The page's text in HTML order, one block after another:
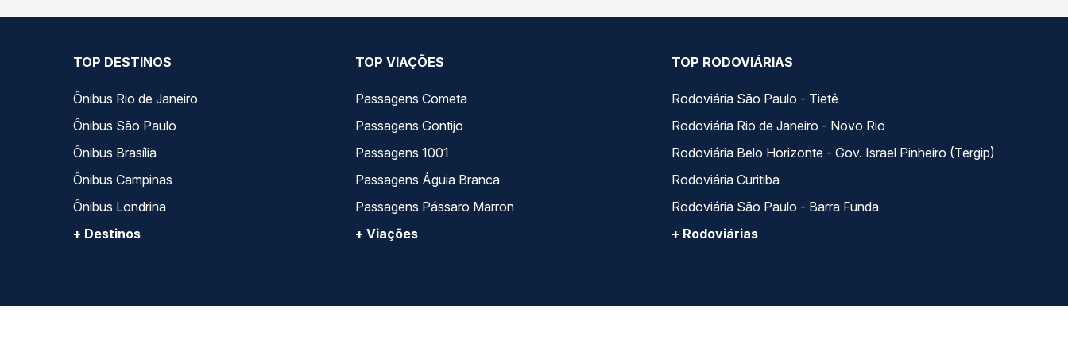
TOP DESTINOS
Ônibus Rio de Janeiro
Ônibus São Paulo
Ônibus Brasília
Ônibus Campinas
Ônibus Londrina
+ Destinos
TOP VIAÇÕES
Passagens Cometa
Passagens Gontijo
Passagens 1001
Passagens Águia Branca
Passagens Pássaro Marron
+ Viações
TOP RODOVIÁRIAS
Rodoviária São Paulo - Tietê
Rodoviária Rio de Janeiro - Novo Rio
Rodoviária Belo Horizonte - Gov. Israel Pinheiro (Tergip)
Rodoviária Curitiba
Rodoviária São Paulo - Barra Funda
+ Rodoviárias